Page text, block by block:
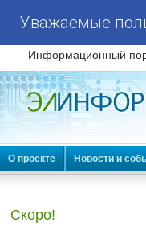
Уважаемые
Информационный
О проекте Новости и
Скоро!